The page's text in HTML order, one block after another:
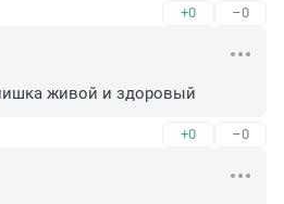
+0 –0
живой и здоровый
+0 –0